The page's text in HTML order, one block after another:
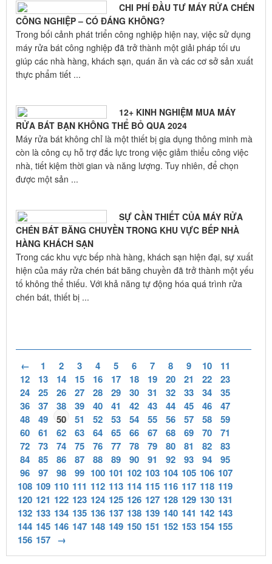
CHI PHÍ ĐẦU TƯ MÁY RỬA CHÉN
CÔNG NGHIỆP – CÓ ĐÁNG KHÔNG?
Trong bối cảnh phát triển công nghiệp hiện nay, việc sử dụng
máy rửa bát công nghiệp đã trở thành một giải pháp tối ưu
giúp các nhà hàng, khách sạn, quán ăn và các cơ sở sản xuất
thực phẩm tiết ...
12+ KINH NGHIỆM MUA MÁY
RỬA BÁT BẠN KHÔNG THỂ BỎ QUA 2024
Máy rửa bát không chỉ là một thiết bị gia dụng thông minh mà
còn là công cụ hỗ trợ đắc lực trong việc giảm thiểu công việc
nhà, tiết kiệm thời gian và năng lượng. Tuy nhiên, để chọn
được một sản ...
SỰ CẦN THIẾT CỦA MÁY RỬA
CHÉN BÁT BĂNG CHUYỀN TRONG KHU VỰC BẾP NHÀ
HÀNG KHÁCH SẠN
Trong các khu vực bếp nhà hàng, khách sạn hiện đại, sự xuất
hiện của máy rửa chén bát băng chuyền đã trở thành một yếu
tố không thể thiếu. Với khả năng tự động hóa quá trình rửa
chén bát, thiết bị ...
← 1 2 3 4 5 6 7 8 9 10
11
12
13 14 15 16 17 18 19 20 21 22
23
24
25 26 27 28 29 30 31 32 33 34
35
36
37 38 39 40 41 42 43 44 45 46
47
48
49 50 51 52 53 54 55 56 57 58
59
60
61 62 63 64 65 66 67 68 69 70
71
72
73 74 75 76 77 78 79 80 81 82
83
84
85 86 87 88 89 90 91 92 93 94
95
96
97 98 99 100 101 102 103 104 105 106 107
108 109 110 111 112 113 114 115 116 117 118 119
120 121 122 123 124 125 126 127 128 129 130 131
132 133 134 135 136 137 138 139 140 141 142 143
144 145 146 147 148 149 150 151 152 153 154 155
156 157 →